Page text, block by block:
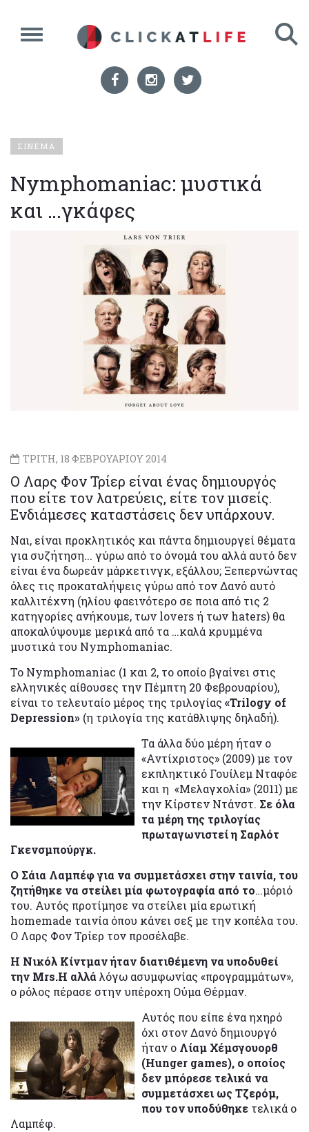
ΣΙΝΕΜΑ
Nymphomaniac: μυστικά
και …γκάφες
ΤΡΙΤΗ, 18 ΦΕΒΡΟΥΑΡΙΟΥ 2014
Ο Λαρς Φον Τρίερ είναι ένας δημιουργός
που είτε τον λατρεύεις, είτε τον μισείς.
Ενδιάμεσες καταστάσεις δεν υπάρχουν.
Ναι, είναι προκλητικός και πάντα δημιουργεί θέματα
για συζήτηση... γύρω από το όνομά του αλλά αυτό δεν
είναι ένα δωρεάν μάρκετινγκ, εξάλλου; Ξεπερνώντας
όλες τις προκαταλήψεις γύρω από τον Δανό αυτό
καλλιτέχνη (ηλίου φαεινότερο σε ποια από τις 2
κατηγορίες ανήκουμε, των lovers ή των haters) θα
αποκαλύψουμε μερικά από τα …καλά κρυμμένα
μυστικά του Nymphomaniac.
Το Nymphomaniac (1 και 2, το οποίο βγαίνει στις
ελληνικές αίθουσες την Πέμπτη 20 Φεβρουαρίου),
είναι το τελευταίο μέρος της τριλογίας «Trilogy of
Depression» (η τριλογία της κατάθλιψης δηλαδή).
Τα άλλα δύο μέρη ήταν ο
«Αντίχριστος» (2009) με τον
εκπληκτικό Γουίλεμ Νταφόε
και η «Μελαγχολία» (2011) με
την Κίρστεν Ντάνστ. Σε όλα
τα μέρη της τριλογίας
πρωταγωνιστεί η Σαρλότ
Γκενσμπούργκ.
Ο Σάια Λαμπέφ για να συμμετάσχει στην ταινία, του
ζητήθηκε να στείλει μία φωτογραφία από το…μόριό
του. Αυτός προτίμησε να στείλει μία ερωτική
homemade ταινία όπου κάνει σεξ με την κοπέλα του.
Ο Λαρς Φον Τρίερ τον προσέλαβε.
Η Νικόλ Κίντμαν ήταν διατιθέμενη να υποδυθεί
την Mrs.Η αλλάλόγω ασυμφωνίας «προγραμμάτων»,
ο ρόλος πέρασε στην υπέροχη Ούμα Θέρμαν.
Αυτός που είπε ένα ηχηρό
όχι στον Δανό δημιουργό
ήταν ο Λίαμ Χέμσγουορθ
(Hunger games), ο οποίος
δεν μπόρεσε τελικά να
συμμετάσχει ως Τζερόμ,
που τον υποδύθηκε τελικά ο
Λαμπέφ.